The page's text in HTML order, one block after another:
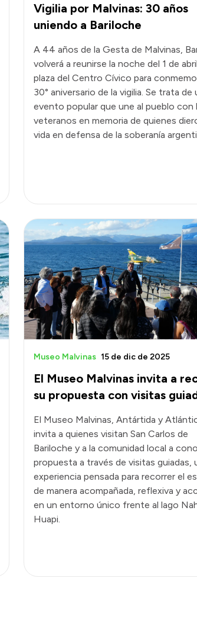
Vigilia por Malvinas: 30 años
uniendo a Bariloche
A 44 años de la Gesta de Malvinas,
volverá a reunirse la noche del 1 de
plaza del Centro Cívico para
30° aniversario de la vigilia. Se trata de
evento popular que une al pueblo con
veteranos en memoria de quienes
vida en defensa de la soberanía
El Museo Malvinas invita a
su propuesta con visitas
Museo Malvinas 15 de dic de 2025
El Museo Malvinas, Antártida y
invita a quienes visitan San Carlos de
Bariloche y a la comunidad local a
propuesta a través de visitas guiadas,
experiencia pensada para recorrer el
de manera acompañada, reflexiva y
en un entorno único frente al lago
Huapi.